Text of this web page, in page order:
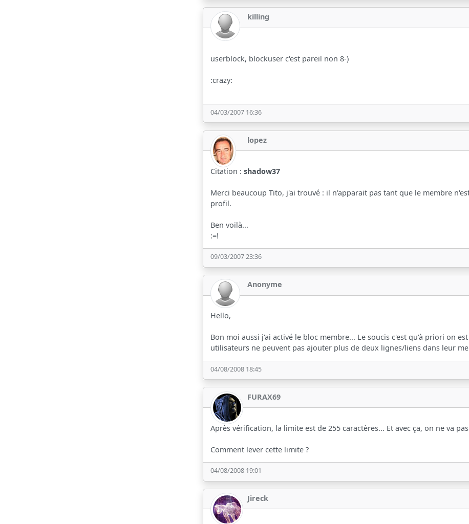
killing
userblock, blockuser c'est pareil non 8-)
:crazy:
04/03/2007 16:36
lopez
Citation :shadow37
Merci beaucoup Tito, j'ai trouvé : il n'apparait pas tant que le membre
profil.
Ben voilà...
:=!
09/03/2007 23:36
Anonyme
Hello,
Bon moi aussi j'ai activé le bloc membre... Le soucis c'est qu'à priori on
utilisateurs ne peuvent pas ajouter plus de deux lignes/liens dans leur
04/08/2008 18:45
FURAX69
Après vérification, la limite est de 255 caractères... Et avec ça, on ne va
Comment lever cette limite ?
04/08/2008 19:01
Jireck